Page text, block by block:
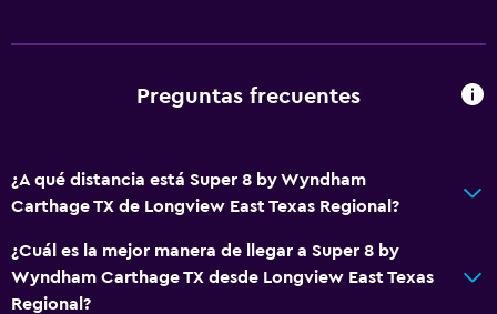
Preguntas frecuentes
¿A qué distancia está Super 8 by Wyndham
Carthage TX de Longview East Texas Regional?
¿Cuál es la mejor manera de llegar a Super 8 by
Wyndham Carthage TX desde Longview East Texas
Regional?